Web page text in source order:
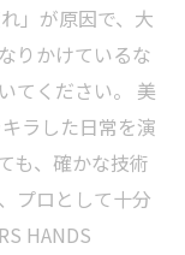
」が原因で、大
りかけているな
てください。 美
ラした日常を演
も、確かな技術
プロとして十分
HANDS